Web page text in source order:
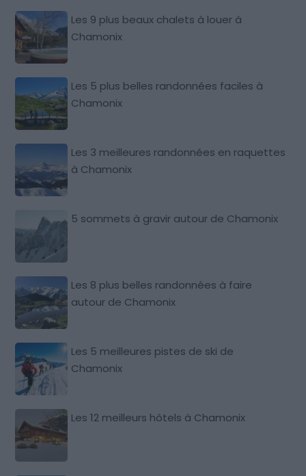
Les 9 plus beaux chalets à louer à
Chamonix
Les 5 plus belles randonnées faciles à
Chamonix
Les 3 meilleures randonnées en raquettes
à Chamonix
5 sommets à gravir autour de Chamonix
Les 8 plus belles randonnées à faire
autour de Chamonix
Les 5 meilleures pistes de ski de
Chamonix
Les 12 meilleurs hôtels à Chamonix